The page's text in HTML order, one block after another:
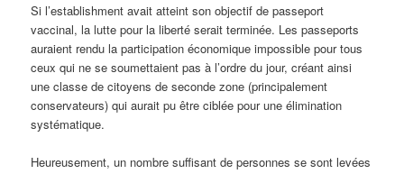
Si l’establishment avait atteint son objectif de passeport
vaccinal, la lutte pour la liberté serait terminée. Les passeports
auraient rendu la participation économique impossible pour tous
ceux qui ne se soumettaient pas à l’ordre du jour, créant ainsi
une classe de citoyens de seconde zone (principalement
conservateurs) qui aurait pu être ciblée pour une élimination
systématique.
Heureusement, un nombre suffisant de personnes se sont levées